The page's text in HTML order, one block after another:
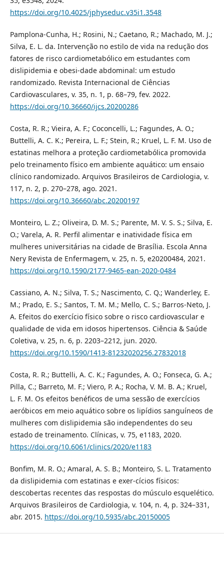
https://doi.org/10.4025/jphyseduc.v35i1.3548
Pamplona-Cunha, H.; Rosini, N.; Caetano, R.; Machado, M. J.;
Silva, E. L. da. Intervenção no estilo de vida na redução dos
fatores de risco cardiometabólico em estudantes com
dislipidemia e obesi-dade abdominal: um estudo
randomizado. Revista Internacional de Ciências
Cardiovasculares, v. 35, n. 1, p. 68–79, fev. 2022.
https://doi.org/10.36660/ijcs.20200286
Costa, R. R.; Vieira, A. F.; Coconcelli, L.; Fagundes, A. O.;
Buttelli, A. C. K.; Pereira, L. F.; Stein, R.; Kruel, L. F. M. Uso de
estatinas melhora a proteção cardiometabólica promovida
pelo treinamento físico em ambiente aquático: um ensaio
clínico randomizado. Arquivos Brasileiros de Cardiologia, v.
117, n. 2, p. 270–278, ago. 2021.
https://doi.org/10.36660/abc.20200197
Monteiro, L. Z.; Oliveira, D. M. S.; Parente, M. V. S. S.; Silva, E.
O.; Varela, A. R. Perfil alimentar e inatividade física em
mulheres universitárias na cidade de Brasília. Escola Anna
Nery Revista de Enfermagem, v. 25, n. 5, e20200484, 2021.
https://doi.org/10.1590/2177-9465-ean-2020-0484
Cassiano, A. N.; Silva, T. S.; Nascimento, C. Q.; Wanderley, E.
M.; Prado, E. S.; Santos, T. M. M.; Mello, C. S.; Barros-Neto, J.
A. Efeitos do exercício físico sobre o risco cardiovascular e
qualidade de vida em idosos hipertensos. Ciência & Saúde
Coletiva, v. 25, n. 6, p. 2203–2212, jun. 2020.
https://doi.org/10.1590/1413-81232020256.27832018
Costa, R. R.; Buttelli, A. C. K.; Fagundes, A. O.; Fonseca, G. A.;
Pilla, C.; Barreto, M. F.; Viero, P. A.; Rocha, V. M. B. A.; Kruel,
L. F. M. Os efeitos benéficos de uma sessão de exercícios
aeróbicos em meio aquático sobre os lipídios sanguíneos de
mulheres com dislipidemia são independentes do seu
estado de treinamento. Clínicas, v. 75, e1183, 2020.
https://doi.org/10.6061/clinics/2020/e1183
Bonfim, M. R. O.; Amaral, A. S. B.; Monteiro, S. L. Tratamento
da dislipidemia com estatinas e exer-cícios físicos:
descobertas recentes das respostas do músculo esquelético.
Arquivos Brasileiros de Cardiologia, v. 104, n. 4, p. 324–331,
abr. 2015. https://doi.org/10.5935/abc.20150005